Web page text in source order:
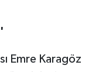
Emre Karagöz